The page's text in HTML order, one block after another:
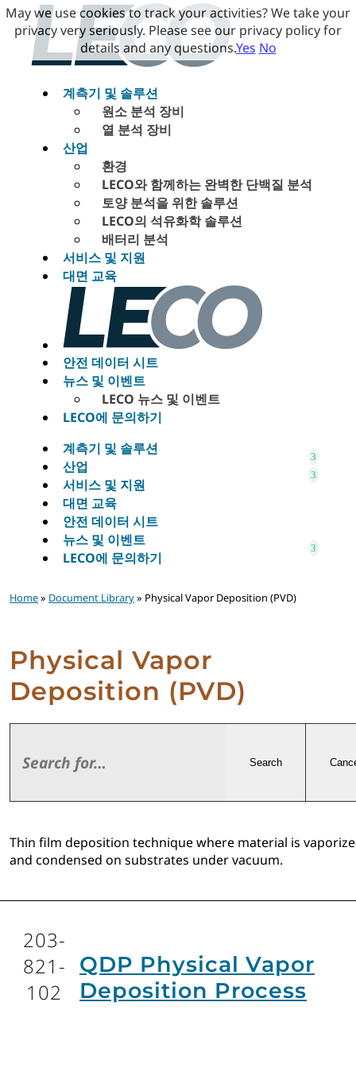
계측기 및 솔루션
원소 분석 장비
열 분석 장비
산업
환경
LECO와 함께하는 완벽한 단백질 분석
토양 분석을 위한 솔루션
LECO의 석유화학 솔루션
배터리 분석
서비스 및 지원
대면 교육
안전 데이터 시트
뉴스 및 이벤트
LECO 뉴스 및 이벤트
LECO에 문의하기
계측기 및 솔루션
산업
서비스 및 지원
대면 교육
안전 데이터 시트
뉴스 및 이벤트
LECO에 문의하기
Home» Document Library» Physical Vapor Deposition (PVD)
Physical Vapor
Deposition (PVD)
Search
Thin film deposition technique where material is
and condensed on substrates under vacuum.
203-
821-
102
QDP Physical Vapor
Deposition Process
May we use cookies to track your activities? We take your
privacy very seriously. Please see our privacy policy for
details and any questions.Yes No